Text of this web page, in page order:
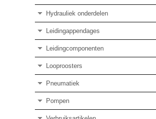
Hydrauliek onderdelen
Leidingappendages
Leidingcomponenten
Looproosters
Pneumatiek
Pompen